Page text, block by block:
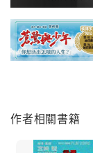
作者相關書籍